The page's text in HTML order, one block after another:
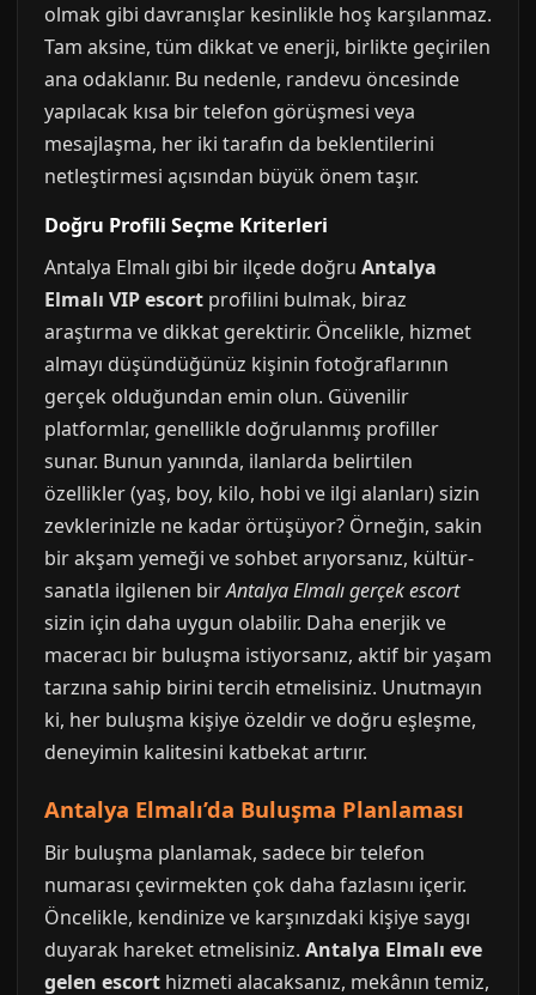
olmak gibi davranışlar kesinlikle hoş karşılanmaz.
Tam aksine, tüm dikkat ve enerji, birlikte geçirilen
ana odaklanır. Bu nedenle, randevu öncesinde
yapılacak kısa bir telefon görüşmesi veya
mesajlaşma, her iki tarafın da beklentilerini
netleştirmesi açısından büyük önem taşır.
Doğru Profili Seçme Kriterleri
Antalya Elmalı gibi bir ilçede doğru Antalya
Elmalı VIP escort profilini bulmak, biraz
araştırma ve dikkat gerektirir. Öncelikle, hizmet
almayı düşündüğünüz kişinin fotoğraflarının
gerçek olduğundan emin olun. Güvenilir
platformlar, genellikle doğrulanmış profiller
sunar. Bunun yanında, ilanlarda belirtilen
özellikler (yaş, boy, kilo, hobi ve ilgi alanları) sizin
zevklerinizle ne kadar örtüşüyor? Örneğin, sakin
bir akşam yemeği ve sohbet arıyorsanız, kültür-
sanatla ilgilenen birAntalya Elmalı gerçek escort
sizin için daha uygun olabilir. Daha enerjik ve
maceracı bir buluşma istiyorsanız, aktif bir yaşam
tarzına sahip birini tercih etmelisiniz. Unutmayın
ki, her buluşma kişiye özeldir ve doğru eşleşme,
deneyimin kalitesini katbekat artırır.
Antalya Elmalı’da Buluşma Planlaması
Bir buluşma planlamak, sadece bir telefon
numarası çevirmekten çok daha fazlasını içerir.
Öncelikle, kendinize ve karşınızdaki kişiye saygı
duyarak hareket etmelisiniz. Antalya Elmalı eve
gelen escort hizmeti alacaksanız, mekânın temiz,